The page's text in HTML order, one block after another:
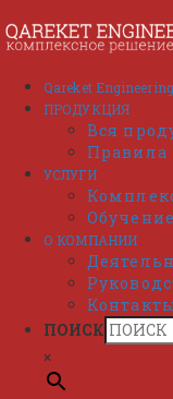
к
содержимому
Qareket Engineering
ПРОДУКЦИЯ
Вся
Правила
УСЛУГИ
Обучение
О КОМПАНИИ
ПОИСК
×